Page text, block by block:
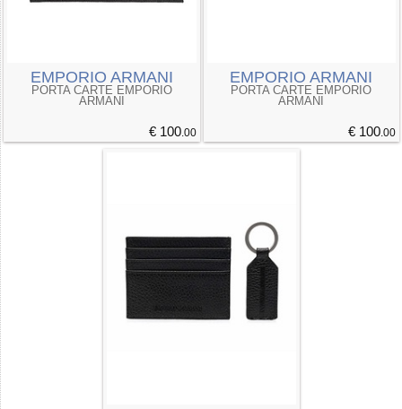
EMPORIO ARMANI
PORTA CARTE EMPORIO
ARMANI
€ 100.00
EMPORIO ARMANI
PORTA CARTE EMPORIO
ARMANI
€ 100.00